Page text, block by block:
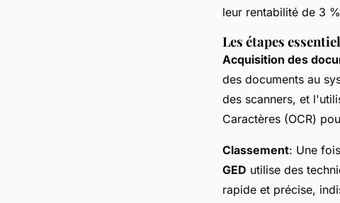
leur rentabilité de 3
Les étapes
Acquisition des
des documents au
des scanners, et
Caractères (OCR)
Classement: Une
GED utilise des
rapide et précise,